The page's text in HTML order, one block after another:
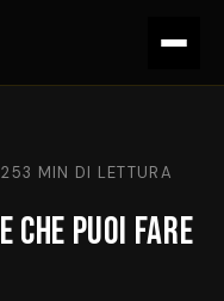
3 MIN DI LETTURA
che puoi fare